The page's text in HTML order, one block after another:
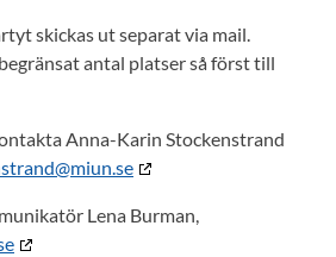
skickas ut separat via mail.
antal platser så först till
Anna-Karin Stockenstrand
Lena Burman,